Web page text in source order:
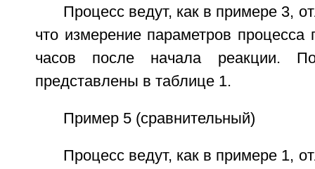
Процесс ведут, как в примере 3,
что измерение параметров процесса
часов после начала реакции.
представлены в таблице 1.
Пример 5 (сравнительный)
Процесс ведут, как в примере 1,